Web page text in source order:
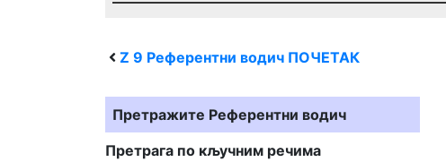
Z 9 Референтни водич ПОЧЕТАК
Претражите Референтни водич
Претрага по кључним речима